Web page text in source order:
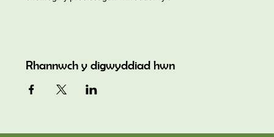
Rhannwch y digwyddiad hwn